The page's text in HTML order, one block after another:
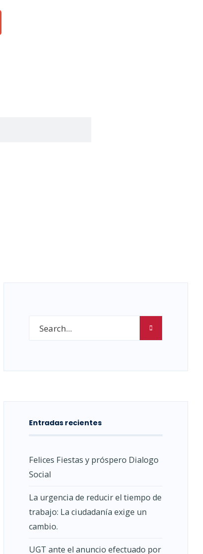
Entradas recientes
Felices Fiestas y próspero Dialogo
Social
La urgencia de reducir el tiempo de
trabajo: La ciudadanía exige un
cambio.
UGT ante el anuncio efectuado por